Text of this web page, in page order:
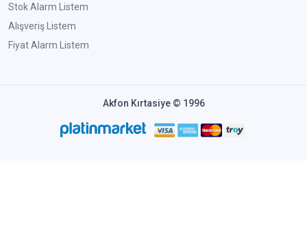
Stok Alarm Listem
Alışveriş Listem
Fiyat Alarm Listem
Akfon Kırtasiye © 1996